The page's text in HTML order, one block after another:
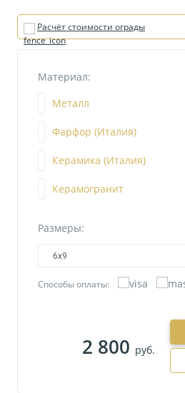
Расчёт стоимости ограды
Материал:
Металл
Фарфор (Италия)
Керамика (Италия)
Керамогранит
Размеры:
6х9
Способы оплаты:
2 800 руб.